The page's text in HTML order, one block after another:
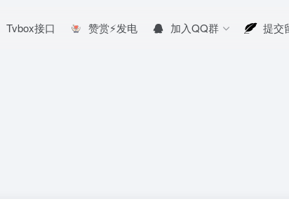
Tvbox接口 赞赏⚡发电 加入QQ群 提交